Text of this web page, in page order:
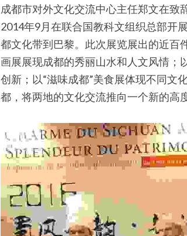
成都市对外文化交流中心主任郑文在致
2014年9月在联合国教科文组织总部开
都文化带到巴黎。此次展览展出的近百
画展展现成都的秀丽山水和人文风情；
创新；以“滋味成都”美食展体现不同文
都，将两地的文化交流推向一个新的高度